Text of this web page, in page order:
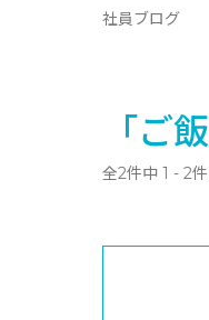
社員ブログ
「ご
全2件中 1 - 2